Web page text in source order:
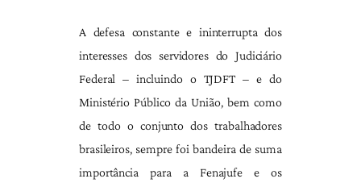
A defesa constante e ininterrupta dos
interesses dos servidores do Judiciário
Federal – incluindo o TJDFT – e do
Ministério Público da União, bem como
de todo o conjunto dos trabalhadores
brasileiros, sempre foi bandeira de suma
importância para a Fenajufe e os